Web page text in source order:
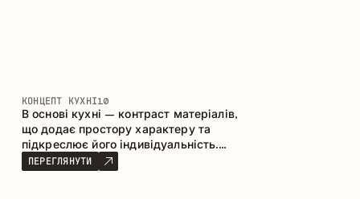
КОНЦЕПТ КУХНІ10
В основі кухні – контраст матеріалів,
що додає простору характеру та
підкреслює його індивідуальність.
Дерево, метал і скло створюють
збалансовану та стильну композицію.
ПЕРЕГЛЯНУТИ